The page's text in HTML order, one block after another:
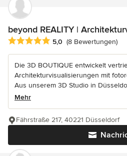
beyond REALITY |
Durchschnittliche Bewertung: 5
5,0 (8 Bewertungen)
Die 3D BOUTIQUE entwickelt
Architekturvisualisierungen mit
Aus unserem 3D Studio in
Mehr
Fährstraße 217, 40221 Düsseldorf